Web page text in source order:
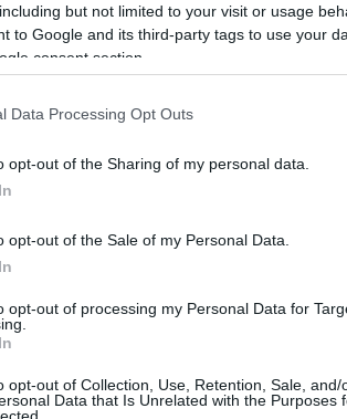
but not limited to your visit or usage
to Google and its third-party tags to use your
consent section.
Data Processing Opt Outs
opt-out of the Sharing of my personal data.
opt-out of the Sale of my Personal Data.
opt-out of processing my Personal Data for
opt-out of Collection, Use, Retention, Sale, and/
Data that Is Unrelated with the Purposes
fizet, ami valójában nincs
hiányában ugyanúgy megoldható
készül.
jegyek a fontosak, amit jól tudnak
felfesteni az eladás idejére.
a rutinos csalók már jól ismernek.
lesznek elegek. A folyamat
a rétegvizsgálatra egyaránt.